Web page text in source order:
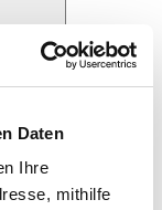
Daten
Ihre
mithilfe